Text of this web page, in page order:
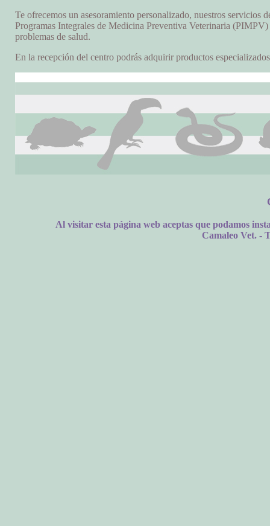
Te ofrecemos un asesoramiento personalizado, nuestros servicios
Programas Integrales de Medicina Preventiva Veterinaria
problemas de salud.
En la recepción del centro podrás adquirir productos
Al visitar esta página web aceptas que podamos
Camaleo Vet. -